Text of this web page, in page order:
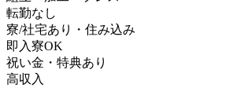
転勤なし
寮/社宅あり・住み込み
即入寮OK
祝い金・特典あり
高収入